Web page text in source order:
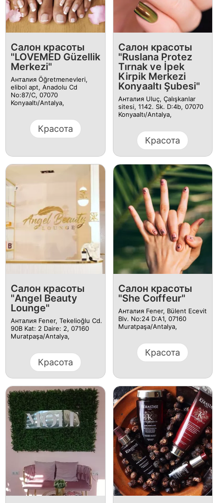
Салон красоты
"LOVEMED Güzellik
Merkezi"
Анталия Öğretmenevleri,
elibol apt, Anadolu Cd
No:87/C, 07070
Konyaaltı/Antalya,
Красота
Салон красоты
"Ruslana Protez
Tırnak ve İpek
Kirpik Merkezi
Konyaaltı Şubesi"
Анталия Uluç, Çalışkanlar
sitesi, 1142. Sk. D:4b, 07070
Konyaaltı/Antalya,
Красота
Салон красоты
"Angel Beauty
Lounge"
Анталия Fener, Tekelioğlu Cd.
90B Kat: 2 Daire: 2, 07160
Muratpaşa/Antalya,
Красота
Салон красоты
"She Coıffeur"
Анталия Fener, Bülent Ecevit
Blv. No:24 D:A1, 07160
Muratpaşa/Antalya,
Красота